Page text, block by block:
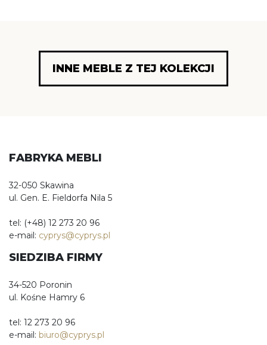
INNE MEBLE Z TEJ KOLEKCJI
FABRYKA MEBLI
32-050 Skawina
ul. Gen. E. Fieldorfa Nila 5
tel: (+48) 12 273 20 96
e-mail: cyprys@cyprys.pl
SIEDZIBA FIRMY
34-520 Poronin
ul. Kośne Hamry 6
tel: 12 273 20 96
e-mail: biuro@cyprys.pl